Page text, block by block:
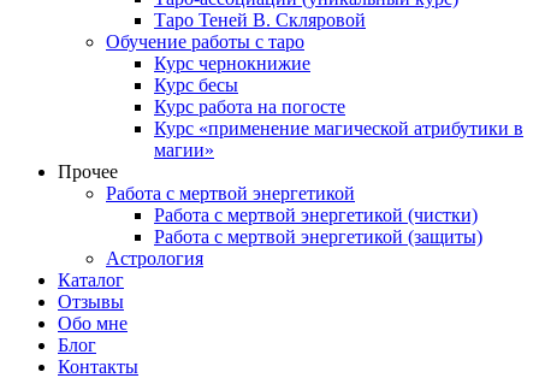
Таро Теней В. Скляровой
Обучение работы с таро
Курс чернокнижие
Курс бесы
Курс работа на погосте
Курс «применение магической атрибутики в
магии»
Прочее
Работа с мертвой энергетикой
Работа с мертвой энергетикой (чистки)
Работа с мертвой энергетикой (защиты)
Астрология
Каталог
Отзывы
Обо мне
Блог
Контакты